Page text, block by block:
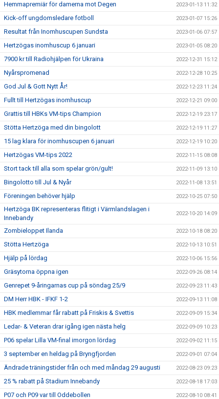
Hemmapremiär för damerna mot Degen 2023-01-13 11:32
Kick-off ungdomsledare fotboll 2023-01-07 15:26
Resultat från Inomhuscupen Sundsta 2023-01-06 07:57
Hertzögas inomhuscup 6 januari 2023-01-05 08:20
7900 kr till Radiohjälpen för Ukraina 2022-12-31 15:12
Nyårspromenad 2022-12-28 10:25
God Jul & Gott Nytt År! 2022-12-23 11:24
Fullt till Hertzögas inomhuscup 2022-12-21 09:00
Grattis till HBKs VM-tips Champion 2022-12-19 23:17
Stötta Hertzöga med din bingolott 2022-12-19 11:27
15 lag klara för inomhuscupen 6 januari 2022-12-19 10:20
Hertzögas VM-tips 2022 2022-11-15 08:08
Stort tack till alla som spelar grön/gult! 2022-11-09 13:10
Bingolotto till Jul & Nyår 2022-11-08 13:51
Föreningen behöver hjälp 2022-10-25 07:50
Hertzöga BK representeras flitigt i Värmlandslagen i
Innebandy
2022-10-20 14:09
Zombieloppet Ilanda 2022-10-18 08:20
Stötta Hertzöga 2022-10-13 10:51
Hjälp på lördag 2022-10-06 15:56
Gräsytorna öppna igen 2022-09-26 08:14
Genrepet 9-åringarnas cup på söndag 25/9 2022-09-23 11:43
DM Herr HBK - IFKF 1-2 2022-09-13 11:08
HBK medlemmar får rabatt på Friskis & Svettis 2022-09-09 15:34
Ledar- & Veteran drar igång igen nästa helg 2022-09-09 10:23
P06 spelar Lilla VM-final imorgon lördag 2022-09-02 11:15
3 september en heldag på Bryngfjorden 2022-09-01 07:04
Ändrade träningstider från och med måndag 29 augusti 2022-08-23 09:23
25 % rabatt på Stadium Innebandy 2022-08-18 17:03
P07 och P09 var till Oddebollen 2022-08-10 08:41